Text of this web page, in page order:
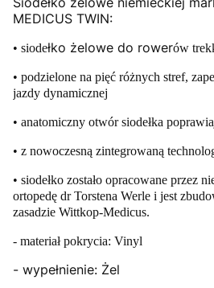
MEDICUS TWIN:
• siodełko żelowe do rowerów
• podzielone na pięć różnych stref,
jazdy dynamicznej
• anatomiczny otwór siodełka
• z nowoczesną zintegrowaną
• siodełko zostało opracowane przez
ortopedę dr Torstena Werle i jest
zasadzie Wittkop-Medicus.
- materiał pokrycia: Vinyl
- wypełnienie: Żel